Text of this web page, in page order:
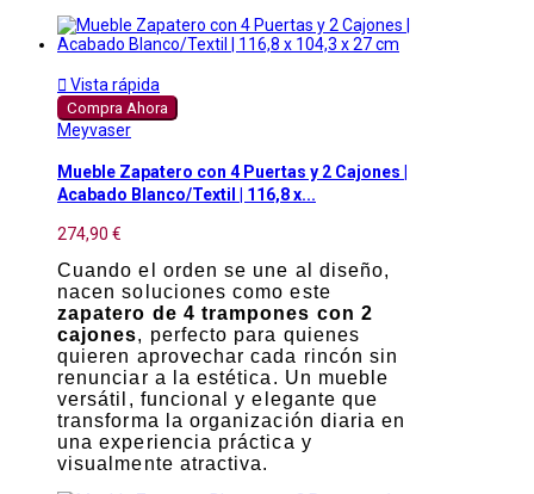
 Vista rápida
Compra Ahora
Meyvaser
Mueble Zapatero con 4 Puertas y 2 Cajones |
Acabado Blanco/Textil | 116,8 x...
274,90 €
Cuando el orden se une al diseño,
nacen soluciones como este
zapatero de 4 trampones con 2
cajones, perfecto para quienes
quieren aprovechar cada rincón sin
renunciar a la estética. Un mueble
versátil, funcional y elegante que
transforma la organización diaria en
una experiencia práctica y
visualmente atractiva.